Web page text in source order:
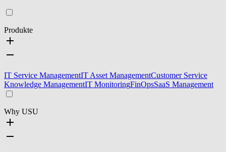
Produkte
IT Service ManagementIT Asset ManagementCustomer Service
Knowledge ManagementIT MonitoringFinOpsSaaS Management
Why USU